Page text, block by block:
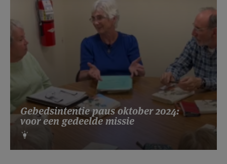
Gebedsintentie paus oktober 2024:
voor een gedeelde missie